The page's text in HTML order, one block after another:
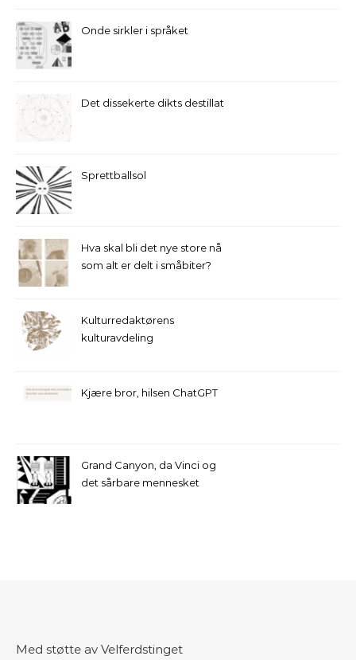
Onde sirkler i språket
Det dissekerte dikts destillat
Sprettballsol
Hva skal bli det nye store nå
som alt er delt i småbiter?
Kulturredaktørens
kulturavdeling
Kjære bror, hilsen ChatGPT
Grand Canyon, da Vinci og
det sårbare mennesket
Med støtte av Velferdstinget